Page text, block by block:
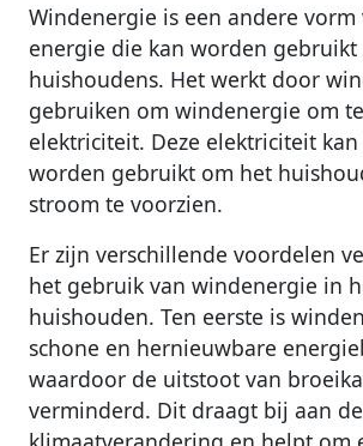
Windenergie is een andere vorm
energie die kan worden gebruikt
huishoudens. Het werkt door
gebruiken om windenergie om
elektriciteit. Deze elektriciteit
worden gebruikt om het
stroom te voorzien.
Er zijn verschillende voordelen
het gebruik van windenergie in
huishouden. Ten eerste is
schone en hernieuwbare
waardoor de uitstoot van
verminderd. Dit draagt bij aan